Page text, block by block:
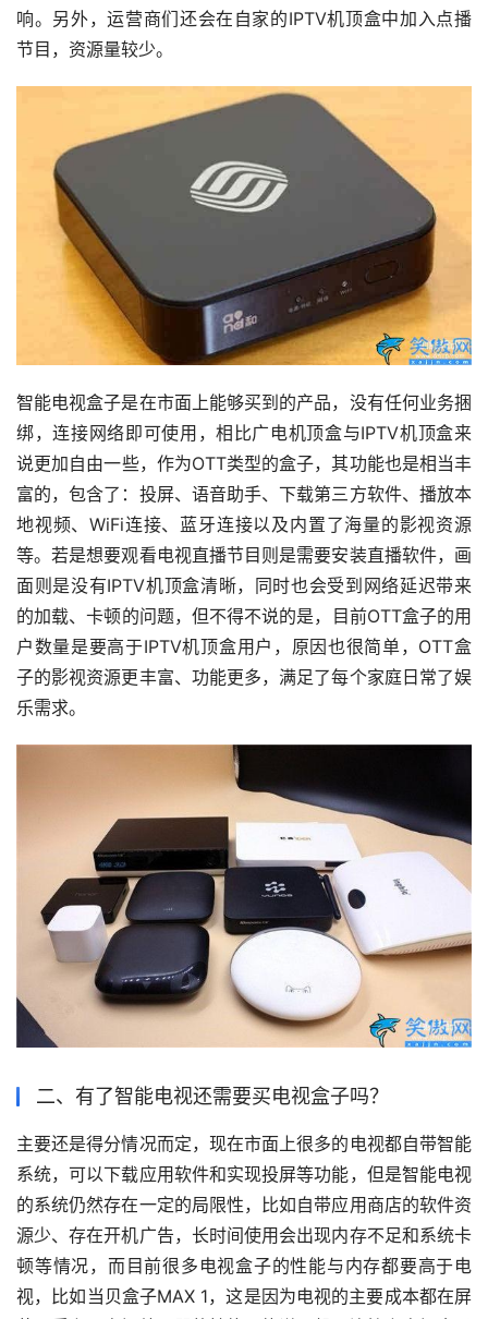
响。另外，运营商们还会在自家的IPTV机顶盒中加入点播
节目，资源量较少。
智能电视盒子是在市面上能够买到的产品，没有任何业务捆
绑，连接网络即可使用，相比广电机顶盒与IPTV机顶盒来
说更加自由一些，作为OTT类型的盒子，其功能也是相当丰
富的，包含了：投屏、语音助手、下载第三方软件、播放本
地视频、WiFi连接、蓝牙连接以及内置了海量的影视资源
等。若是想要观看电视直播节目则是需要安装直播软件，画
面则是没有IPTV机顶盒清晰，同时也会受到网络延迟带来
的加载、卡顿的问题，但不得不说的是，目前OTT盒子的用
户数量是要高于IPTV机顶盒用户，原因也很简单，OTT盒
子的影视资源更丰富、功能更多，满足了每个家庭日常了娱
乐需求。
二、有了智能电视还需要买电视盒子吗？
主要还是得分情况而定，现在市面上很多的电视都自带智能
系统，可以下载应用软件和实现投屏等功能，但是智能电视
的系统仍然存在一定的局限性，比如自带应用商店的软件资
源少、存在开机广告，长时间使用会出现内存不足和系统卡
顿等情况，而目前很多电视盒子的性能与内存都要高于电
视，比如当贝盒子MAX 1，这是因为电视的主要成本都在屏